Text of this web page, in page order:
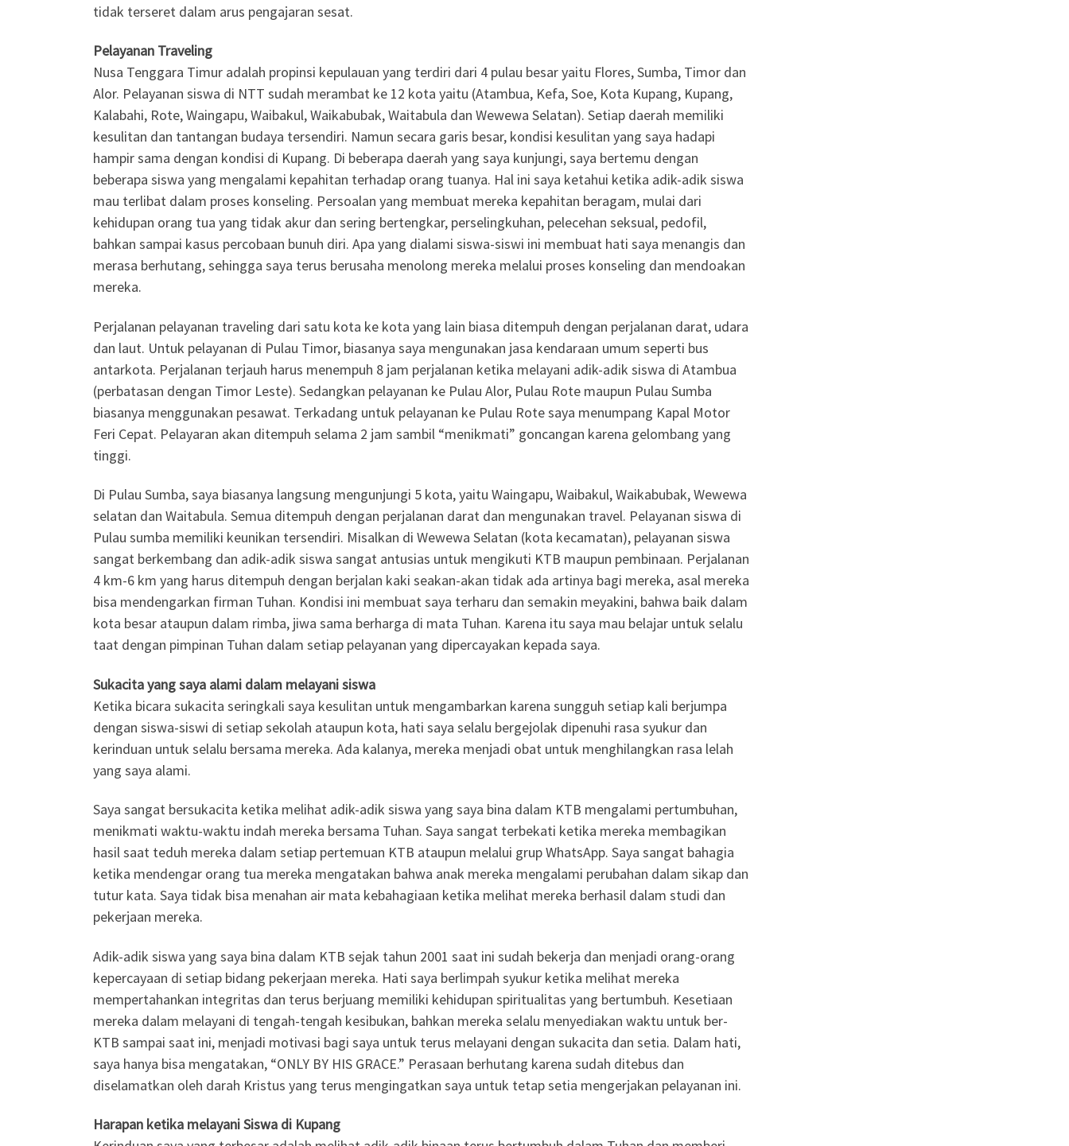
tidak terseret dalam arus pengajaran sesat.
Pelayanan Traveling
Nusa Tenggara Timur adalah propinsi kepulauan yang terdiri dari 4 pulau besar yaitu Flores, Sumba, Timor dan
Alor. Pelayanan siswa di NTT sudah merambat ke 12 kota yaitu (Atambua, Kefa, Soe, Kota Kupang, Kupang,
Kalabahi, Rote, Waingapu, Waibakul, Waikabubak, Waitabula dan Wewewa Selatan). Setiap daerah memiliki
kesulitan dan tantangan budaya tersendiri. Namun secara garis besar, kondisi kesulitan yang saya hadapi
hampir sama dengan kondisi di Kupang. Di beberapa daerah yang saya kunjungi, saya bertemu dengan
beberapa siswa yang mengalami kepahitan terhadap orang tuanya. Hal ini saya ketahui ketika adik-adik siswa
mau terlibat dalam proses konseling. Persoalan yang membuat mereka kepahitan beragam, mulai dari
kehidupan orang tua yang tidak akur dan sering bertengkar, perselingkuhan, pelecehan seksual, pedofil,
bahkan sampai kasus percobaan bunuh diri. Apa yang dialami siswa-siswi ini membuat hati saya menangis dan
merasa berhutang, sehingga saya terus berusaha menolong mereka melalui proses konseling dan mendoakan
mereka.
Perjalanan pelayanan traveling dari satu kota ke kota yang lain biasa ditempuh dengan perjalanan darat, udara
dan laut. Untuk pelayanan di Pulau Timor, biasanya saya mengunakan jasa kendaraan umum seperti bus
antarkota. Perjalanan terjauh harus menempuh 8 jam perjalanan ketika melayani adik-adik siswa di Atambua
(perbatasan dengan Timor Leste). Sedangkan pelayanan ke Pulau Alor, Pulau Rote maupun Pulau Sumba
biasanya menggunakan pesawat. Terkadang untuk pelayanan ke Pulau Rote saya menumpang Kapal Motor
Feri Cepat. Pelayaran akan ditempuh selama 2 jam sambil “menikmati” goncangan karena gelombang yang
tinggi.
Di Pulau Sumba, saya biasanya langsung mengunjungi 5 kota, yaitu Waingapu, Waibakul, Waikabubak, Wewewa
selatan dan Waitabula. Semua ditempuh dengan perjalanan darat dan mengunakan travel. Pelayanan siswa di
Pulau sumba memiliki keunikan tersendiri. Misalkan di Wewewa Selatan (kota kecamatan), pelayanan siswa
sangat berkembang dan adik-adik siswa sangat antusias untuk mengikuti KTB maupun pembinaan. Perjalanan
4 km-6 km yang harus ditempuh dengan berjalan kaki seakan-akan tidak ada artinya bagi mereka, asal mereka
bisa mendengarkan firman Tuhan. Kondisi ini membuat saya terharu dan semakin meyakini, bahwa baik dalam
kota besar ataupun dalam rimba, jiwa sama berharga di mata Tuhan. Karena itu saya mau belajar untuk selalu
taat dengan pimpinan Tuhan dalam setiap pelayanan yang dipercayakan kepada saya.
Sukacita yang saya alami dalam melayani siswa
Ketika bicara sukacita seringkali saya kesulitan untuk mengambarkan karena sungguh setiap kali berjumpa
dengan siswa-siswi di setiap sekolah ataupun kota, hati saya selalu bergejolak dipenuhi rasa syukur dan
kerinduan untuk selalu bersama mereka. Ada kalanya, mereka menjadi obat untuk menghilangkan rasa lelah
yang saya alami.
Saya sangat bersukacita ketika melihat adik-adik siswa yang saya bina dalam KTB mengalami pertumbuhan,
menikmati waktu-waktu indah mereka bersama Tuhan. Saya sangat terbekati ketika mereka membagikan
hasil saat teduh mereka dalam setiap pertemuan KTB ataupun melalui grup WhatsApp. Saya sangat bahagia
ketika mendengar orang tua mereka mengatakan bahwa anak mereka mengalami perubahan dalam sikap dan
tutur kata. Saya tidak bisa menahan air mata kebahagiaan ketika melihat mereka berhasil dalam studi dan
pekerjaan mereka.
Adik-adik siswa yang saya bina dalam KTB sejak tahun 2001 saat ini sudah bekerja dan menjadi orang-orang
kepercayaan di setiap bidang pekerjaan mereka. Hati saya berlimpah syukur ketika melihat mereka
mempertahankan integritas dan terus berjuang memiliki kehidupan spiritualitas yang bertumbuh. Kesetiaan
mereka dalam melayani di tengah-tengah kesibukan, bahkan mereka selalu menyediakan waktu untuk ber-
KTB sampai saat ini, menjadi motivasi bagi saya untuk terus melayani dengan sukacita dan setia. Dalam hati,
saya hanya bisa mengatakan, “ONLY BY HIS GRACE.” Perasaan berhutang karena sudah ditebus dan
diselamatkan oleh darah Kristus yang terus mengingatkan saya untuk tetap setia mengerjakan pelayanan ini.
Harapan ketika melayani Siswa di Kupang